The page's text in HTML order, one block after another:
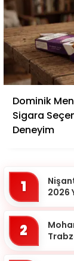
Dominik
Sigara
Deneyim
1
2026
2
Adana
Adıyaman
Afyonkarahisar
Amasya
Ankara
Antalya
Ardahan